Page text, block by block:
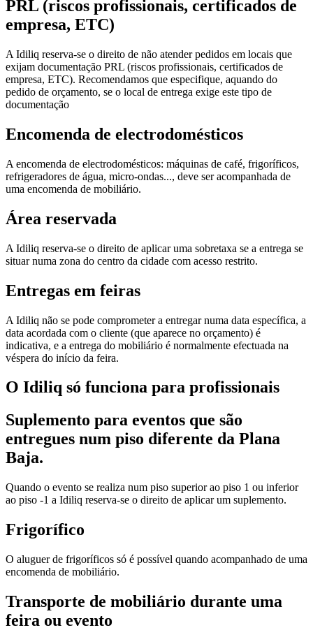
PRL (riscos profissionais, certificados de
empresa, ETC)
A Idiliq reserva-se o direito de não atender pedidos em locais que
exijam documentação PRL (riscos profissionais, certificados de
empresa, ETC). Recomendamos que especifique, aquando do
pedido de orçamento, se o local de entrega exige este tipo de
documentação
Encomenda de electrodomésticos
A encomenda de electrodomésticos: máquinas de café, frigoríficos,
refrigeradores de água, micro-ondas..., deve ser acompanhada de
uma encomenda de mobiliário.
Área reservada
A Idiliq reserva-se o direito de aplicar uma sobretaxa se a entrega se
situar numa zona do centro da cidade com acesso restrito.
Entregas em feiras
A Idiliq não se pode comprometer a entregar numa data específica, a
data acordada com o cliente (que aparece no orçamento) é
indicativa, e a entrega do mobiliário é normalmente efectuada na
véspera do início da feira.
O Idiliq só funciona para profissionais
Suplemento para eventos que são
entregues num piso diferente da Plana
Baja.
Quando o evento se realiza num piso superior ao piso 1 ou inferior
ao piso -1 a Idiliq reserva-se o direito de aplicar um suplemento.
Frigorífico
O aluguer de frigoríficos só é possível quando acompanhado de uma
encomenda de mobiliário.
Transporte de mobiliário durante uma
feira ou evento